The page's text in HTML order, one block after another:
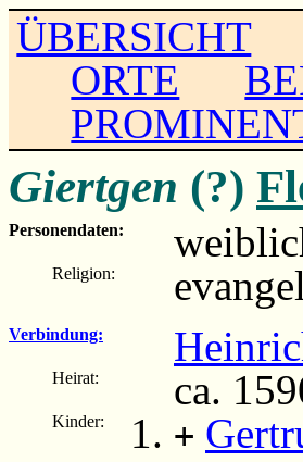
ÜBERSICHT
ORTE
Giertgen (?)
Personendaten:
Religion:
Verbindung:
Heirat: ca.
Kinder: +